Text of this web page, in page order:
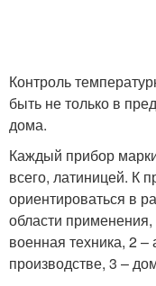
Контроль
быть не только в
дома.
Каждый прибор
всего, латиницей. К
ориентироваться в
области
военная техника, 2
производстве, 3 –